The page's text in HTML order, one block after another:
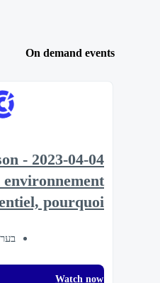
On demand events
son
environnement
pourquoi ?
בערך 1
Watch now